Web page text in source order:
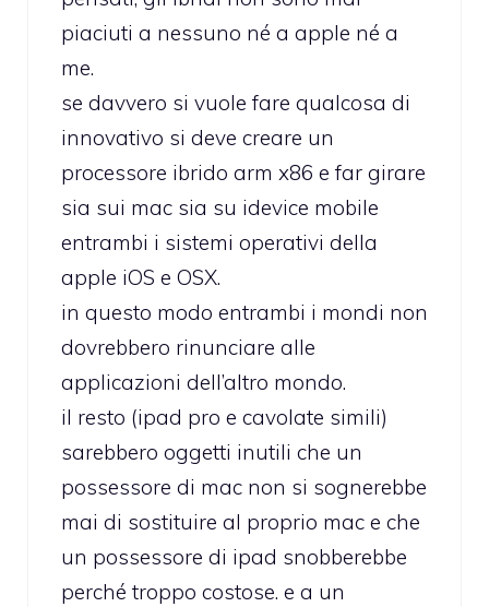
piaciuti a nessuno né a apple né a
me.
se davvero si vuole fare qualcosa di
innovativo si deve creare un
processore ibrido arm x86 e far girare
sia sui mac sia su idevice mobile
entrambi i sistemi operativi della
apple iOS e OSX.
in questo modo entrambi i mondi non
dovrebbero rinunciare alle
applicazioni dell’altro mondo.
il resto (ipad pro e cavolate simili)
sarebbero oggetti inutili che un
possessore di mac non si sognerebbe
mai di sostituire al proprio mac e che
un possessore di ipad snobberebbe
perché troppo costose. e a un